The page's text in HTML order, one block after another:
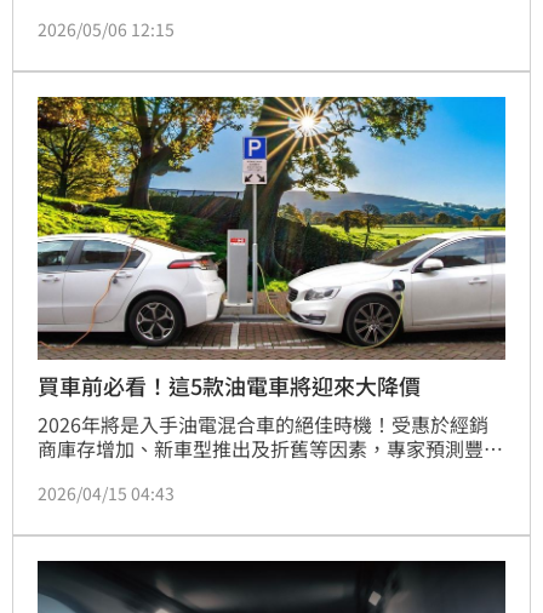
一層後悔保險。
2026/05/06 12:15
買車前必看！這5款油電車將迎來大降價
2026年將是入手油電混合車的絕佳時機！受惠於經銷
商庫存增加、新車型推出及折舊等因素，專家預測豐田
Hybrid、克萊斯勒Pacifica Hybrid與起亞Sportage
尋求經濟實惠購車方案的中產階級及退休人士來說，是
節省數千美元的絕佳機會。隨著汽車動力系統技術普及
2026/04/15 04:43